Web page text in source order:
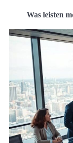
Was leisten